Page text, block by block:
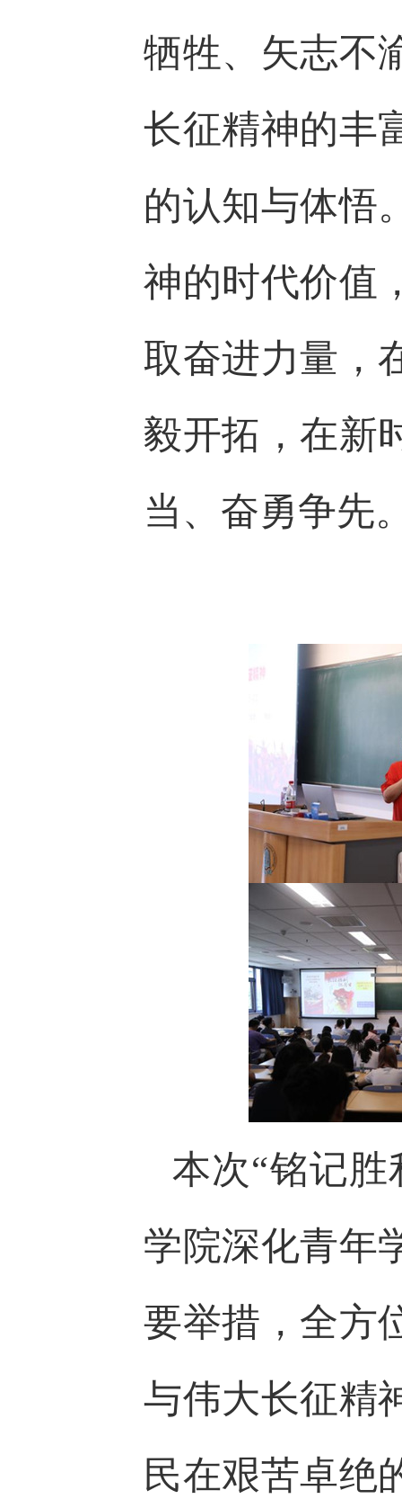
牺牲、矢志不
长征精神的丰
的认知与体悟
神的时代价值
取奋进力量，
毅开拓，在新
当、奋勇争先
本次“铭记
学院深化青年
要举措，全方
与伟大长征精
民在艰苦卓绝